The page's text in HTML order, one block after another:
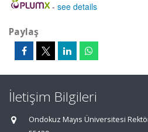
- see details
Paylaş
İletişim Bilgileri
Ondokuz Mayıs Üniversitesi